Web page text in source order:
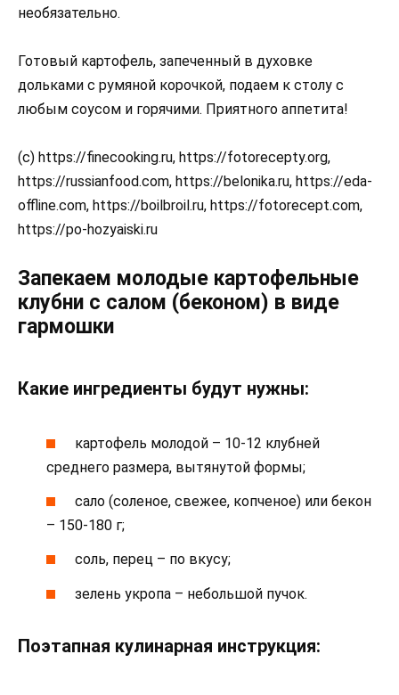
необязательно.
Готовый картофель, запеченный в духовке
дольками с румяной корочкой, подаем к столу с
любым соусом и горячими. Приятного аппетита!
(с) https://finecooking.ru, https://fotorecepty.org,
https://russianfood.com, https://belonika.ru, https://eda-
offline.com, https://boilbroil.ru, https://fotorecept.com,
https://po-hozyaiski.ru
Запекаем молодые картофельные
клубни с салом (беконом) в виде
гармошки
Какие ингредиенты будут нужны:
картофель молодой – 10-12 клубней
среднего размера, вытянутой формы;
сало (соленое, свежее, копченое) или бекон
– 150-180 г;
соль, перец – по вкусу;
зелень укропа – небольшой пучок.
Поэтапная кулинарная инструкция: